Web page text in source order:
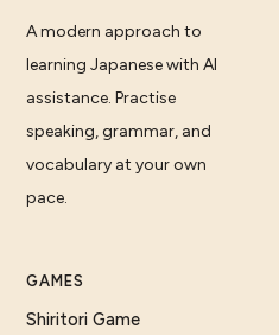
A modern approach to
learning Japanese with AI
assistance. Practise
speaking, grammar, and
vocabulary at your own
pace.
GAMES
Shiritori Game